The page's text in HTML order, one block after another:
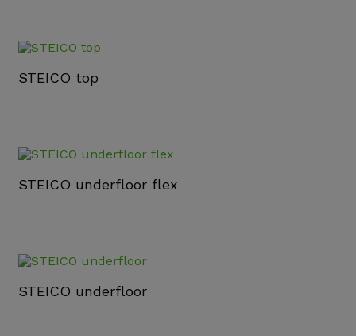
STEICO top
STEICO underfloor flex
STEICO underfloor